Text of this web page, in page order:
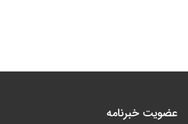
عضویت خبرنامه